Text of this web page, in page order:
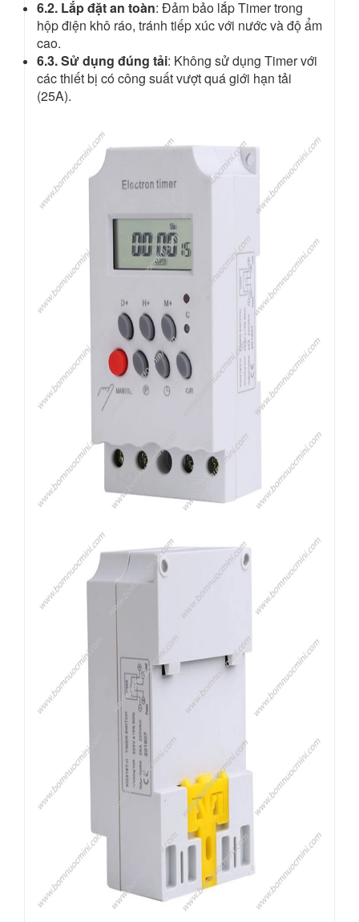
6.2. Lắp đặt an toàn: Đảm bảo lắp Timer trong
hộp điện khô ráo, tránh tiếp xúc với nước và độ ẩm
cao.
6.3. Sử dụng đúng tải: Không sử dụng Timer với
các thiết bị có công suất vượt quá giới hạn tải
(25A).